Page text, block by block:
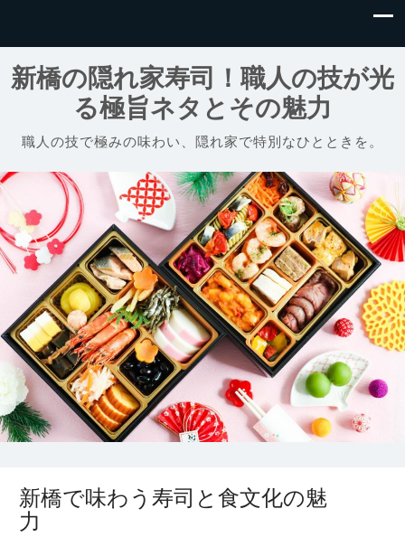
新橋の隠れ家寿司！職人の技が光
る極旨ネタとその魅力
職人の技で極みの味わい、隠れ家で特別なひとときを。
新橋で味わう寿司と食文化の魅
力